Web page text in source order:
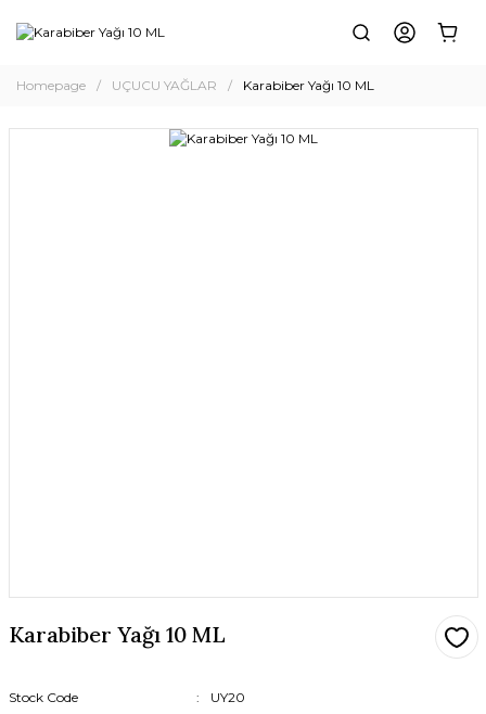
Homepage UÇUCU YAĞLAR Karabiber Yağı 10 ML
Karabiber Yağı 10 ML
Stock Code
UY20